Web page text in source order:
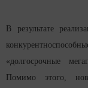
В результате
«долгосрочные
Помимо этого,